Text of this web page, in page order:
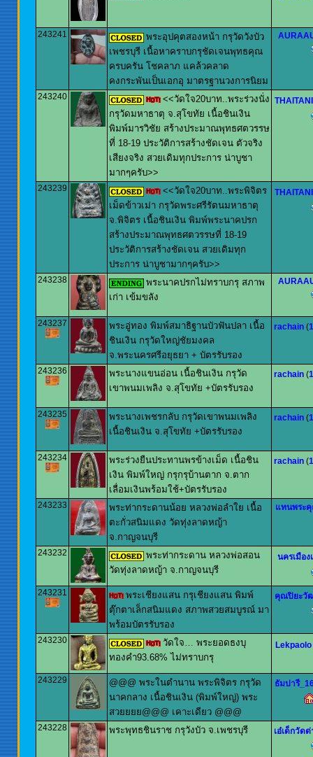
243241
พระอุปคุตสองหน้า กรุวัดวังบัว
เพชรบุรี เนื้อหาคราบกรุชัดเจนพุทธคุณ
ครบครัน โชคลาภ แคล้วคลาด
คงกระพันเป็นเอกอุ มาตรฐานวงการนิยม
243240
<<วัดใจ20บาท..พระร่วงนั่ง
กรุวัดมหาธาตุ จ.สุโขทัย เนื้อชินเงิน
พิมพ์มารวิชัย สร้างประมาณพุทธศตวรรษ
ที่ 18-19 ประวัติการสร้างชัดเจน ตัวจริง
เสียงจริง สวยเดิมทุกประการ น่าบูชา
มากๆครับ>>
243239
<<วัดใจ20บาท..พระพิจิตร
เม็ดข้าวเม่า กรุวัดพระศรีรัตนมหาธาตุ
จ.พิจิตร เนื้อชินเงิน พิมพ์พระนาคปรก
สร้างประมาณพุทธศตวรรษที่ 18-19
ประวัติการสร้างชัดเจน สวยเดิมทุก
ประการ น่าบูชามากๆครับ>>
243238
พระนาคปรกไม่ทราบกรุ สภาพ
เก่า เข้มขลัง
243237
พระอู่ทอง พิมพ์สมาธิฐานบัวฟันปลา เนื้อ
ชินเงิน กรุวัดใหญ่ชัยมงคล
จ.พระนครศรีอยุธยา + บัตรรับรอง
rachain (
243236
พระนางแขนอ่อน เนื้อชินเงิน กรุวัด
เขาพนมเพลิง จ.สุโขทัย +บัตรรับรอง
rachain (
243235
พระนางเพชรกลับ กรุวัดเขาพนมเพลิง
เนื้อชินเงิน จ.สุโขทัย +บัตรรับรอง
rachain (
243234
พระร่วงยืนประทานพรข้างเม็ด เนื้อชิน
เงิน พิมพ์ใหญ่ กรุกรุบ้านตาก จ.ตาก
เลื่อมเงินพร้อมใช้+บัตรรับรอง
rachain (
243233
พระท่ากระดานน้อย หลวงพ่อลำใย เนื้อ
ตะกั่วสนิมแดง วัดทุ่งลาดหญ้า
จ.กาญจนบุรี
แทนพระ
243232
พระท่ากระดาน หลวงพ่อสอน
วัดทุ่งลาดหญ้า จ.กาญจนบุรี
นครเมือง
243231
พระเชียงแสน กรุเชียงแสน พิมพ์
ตุ๊กตาเล็กสนิมแดง สภาพสวยสมบูรณ์ มา
พร้อมบัตรรับรอง
คุณปิยะวั
243230
วัดใจ… พระยอดธงบุ
ทองคำ93.68% ไม่ทราบกรุ
Lekpaolo
243229
@@@ พระในตำนาน พระพิจิตร กรุวัด
นาคกลาง เนื้อชินเงิน (พิมพ์ใหญ่) พระ
สวยยยย@@@ เคาะเดียว @@@
ธัมปารี
243228 พระพุทธชินราช กรุวังบัว จ.เพชรบุรี เอ๋เด็กวัด